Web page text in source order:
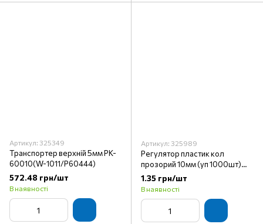
Артикул: 325349
Транспортер верхній 5мм PK-
60010(W-1011/P60444)
572.48 грн/шт
В наявності
Артикул: 325989
Регулятор пластик кол
прозорий 10мм (уп 1000шт)
Туреччина
1.35 грн/шт
В наявності